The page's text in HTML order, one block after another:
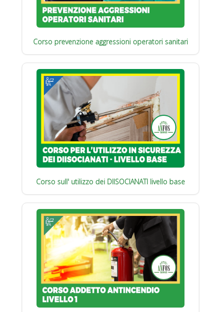
Corso prevenzione aggressioni operatori sanitari
Corso sull' utilizzo dei DIISOCIANATI livello base